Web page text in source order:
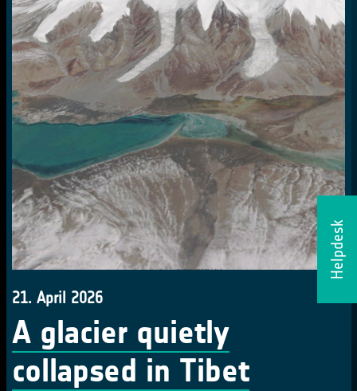
Helpdesk
21. April 2026
A glacier quietly
collapsed in Tibet